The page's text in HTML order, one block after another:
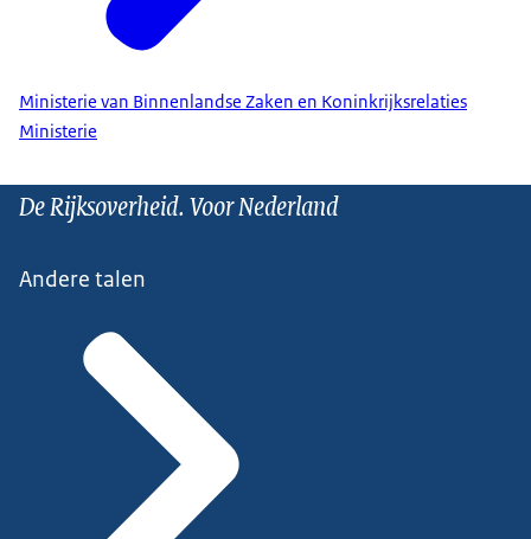
Ministerie van Binnenlandse Zaken en Koninkrijksrelaties
Ministerie
De Rijksoverheid. Voor Nederland
Andere talen